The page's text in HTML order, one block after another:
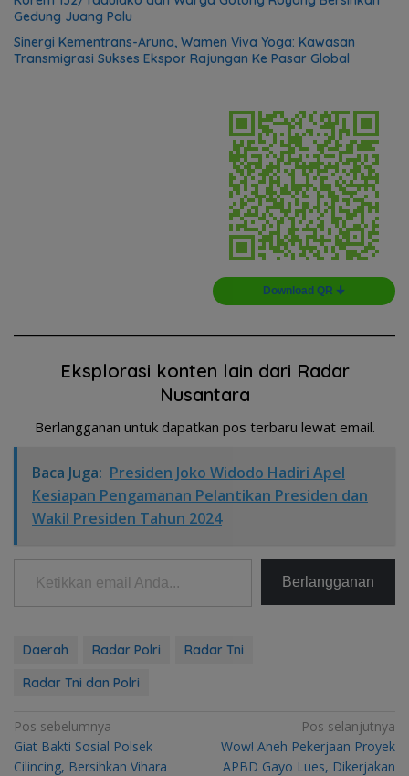
Gedung Juang Palu
Sinergi Kementrans-Aruna, Wamen Viva Yoga: Kawasan
Transmigrasi Sukses Ekspor Rajungan Ke Pasar Global
Download QR 🠋
Eksplorasi konten lain dari Radar
Nusantara
Berlangganan untuk dapatkan pos terbaru lewat email.
Baca Juga: Presiden Joko Widodo Hadiri Apel
Kesiapan Pengamanan Pelantikan Presiden dan
Wakil Presiden Tahun 2024
Ketikkan email Anda...
Berlangganan
Daerah Radar Polri
Radar Tni
Radar Tni dan Polri
Navigasi
pos
Pos sebelumnya
Giat Bakti Sosial Polsek
Cilincing, Bersihkan Vihara
Pos selanjutnya
Wow! Aneh Pekerjaan Proyek
APBD Gayo Lues, Dikerjakan